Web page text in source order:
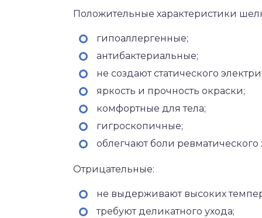
Положительные характеристики
гипоаллергенные;
антибактериальные;
не создают статического
яркость и прочность окраски;
комфортные для тела;
гигроскопичные;
облегчают боли ревматического
Отрицательные:
не выдерживают высоких
требуют деликатного ухода;